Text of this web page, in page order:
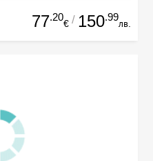
77.20
€ / 150.99
лв.